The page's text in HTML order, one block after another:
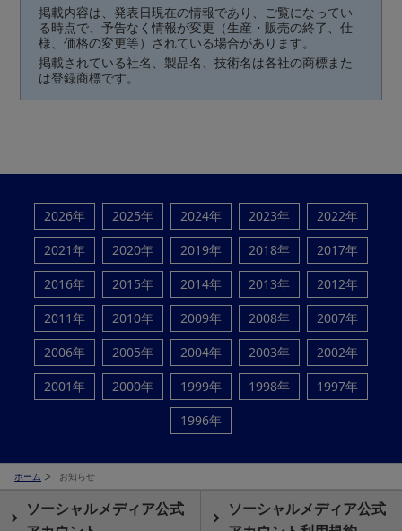
掲載内容は、発表日現在の情報であり、ご覧になってい
る時点で、予告なく情報が変更（生産・販売の終了、仕
様、価格の変更等）されている場合があります。
掲載されている社名、製品名、技術名は各社の商標また
は登録商標です。
2026年 2025年 2024年 2023年
2022年
2021年
2020年 2019年 2018年
2017年
2016年
2015年 2014年 2013年
2012年
2011年
2010年 2009年 2008年
2007年
2006年
2005年 2004年 2003年
2002年
2001年
2000年 1999年 1998年
1997年
1996年
ホーム お知らせ
ソーシャルメディア公式
ソーシャルメディア公式